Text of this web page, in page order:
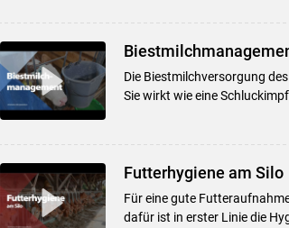
Die Biestmilchversorgung
Sie wirkt wie eine
Futterhygiene am Silo
Für eine gute
dafür ist in erster Linie die